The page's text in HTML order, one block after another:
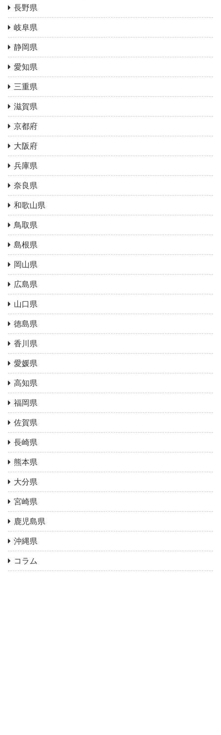
長野県
岐阜県
静岡県
愛知県
三重県
滋賀県
京都府
大阪府
兵庫県
奈良県
和歌山県
鳥取県
島根県
岡山県
広島県
山口県
徳島県
香川県
愛媛県
高知県
福岡県
佐賀県
長崎県
熊本県
大分県
宮崎県
鹿児島県
沖縄県
コラム